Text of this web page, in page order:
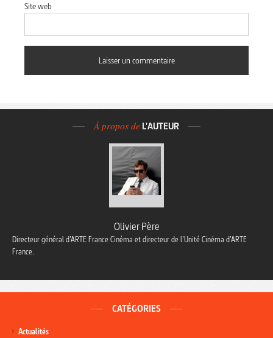
Site web
À propos de L'AUTEUR
Olivier Père
Directeur général d’ARTE France Cinéma et directeur de l’Unité Cinéma d’ARTE
France.
CATÉGORIES
Actualités